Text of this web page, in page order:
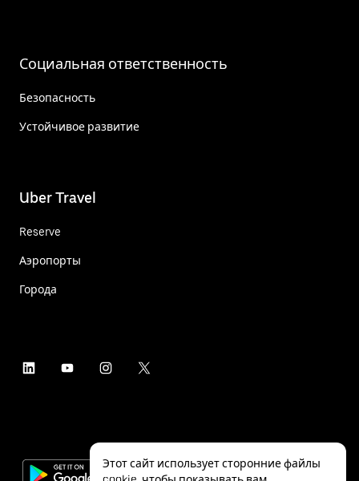
Социальная ответственность
Безопасность
Устойчивое развитие
Uber Travel
Reserve
Аэропорты
Города
Этот сайт использует сторонние файлы